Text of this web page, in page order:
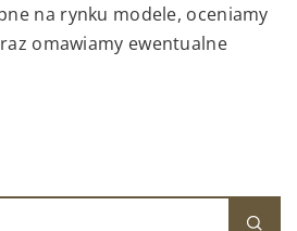
na rynku modele, oceniamy
omawiamy ewentualne